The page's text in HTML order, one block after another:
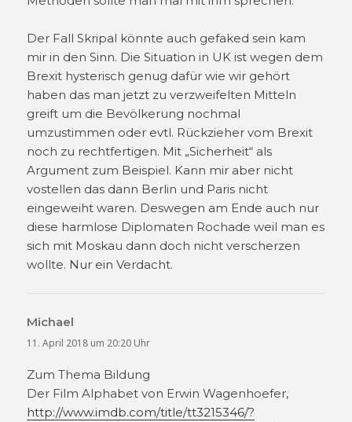
Der Fall Skripal könnte auch gefaked sein kam
mir in den Sinn. Die Situation in UK ist wegen dem
Brexit hysterisch genug dafür wie wir gehört
haben das man jetzt zu verzweifelten Mitteln
greift um die Bevölkerung nochmal
umzustimmen oder evtl. Rückzieher vom Brexit
noch zu rechtfertigen. Mit „Sicherheit“ als
Argument zum Beispiel. Kann mir aber nicht
vostellen das dann Berlin und Paris nicht
eingeweiht waren. Deswegen am Ende auch nur
diese harmlose Diplomaten Rochade weil man es
sich mit Moskau dann doch nicht verscherzen
wollte. Nur ein Verdacht.
Michael
11. April 2018 um 20:20 Uhr
Zum Thema Bildung
Der Film Alphabet von Erwin Wagenhoefer,
http://www.imdb.com/title/tt3215346/?